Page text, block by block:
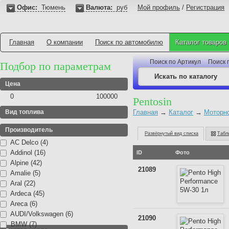
Офис: Тюмень Валюта: руб Мой профиль / Регистрация
Главная О компании Поиск по автомобилю Каталог товаров
Подбор по параметрам
Цена
0 100000
Вид топлива
Производитель
AC Delco (4)
Addinol (16)
Alpine (42)
Amalie (5)
Aral (22)
Ardeca (45)
Areca (6)
AUDI/Volkswagen (6)
BMW (7)
Поиск по Артикул Поиск
Pentosin
Главная → Каталог →
Развёрнутый вид списка
ID Фото
21089
21090